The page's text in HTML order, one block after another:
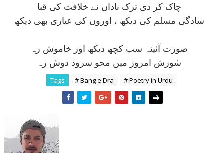
چاک کر دی ترک ناداں نے خلافت کی قبا
سادگی مسلم کی ديکھ ، اوروں کی عياری بھی ديکھ
صورت آئينہ سب کچھ ديکھ اور خاموش رہ
شورش امروز ميں محو سرود دوش رہ
Tags # Bang e Dra # Poetry in Urdu